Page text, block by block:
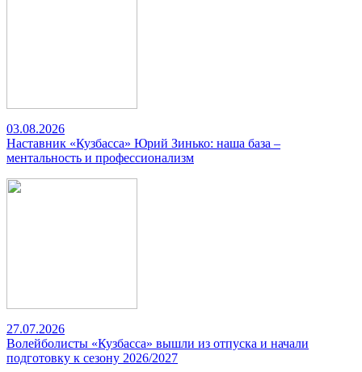
03.08.2026
Наставник «Кузбасса» Юрий Зинько: наша база –
ментальность и профессионализм
27.07.2026
Волейболисты «Кузбасса» вышли из отпуска и начали
подготовку к сезону 2026/2027